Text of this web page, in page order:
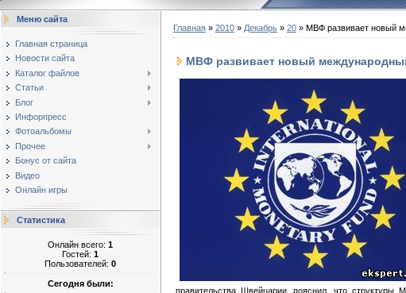
Меню сайта
Главная страница
Новости сайта
Каталог файлов
Статьи
Блог
Инфорпресс
Фотоальбомы
Прочее
Бонус от сайта
Видео
Онлайн игры
Статистика
Онлайн всего: 1
Гостей: 1
Пользователей: 0
Сегодня были:
Главная » 2010 » Декабрь » 20 » МВФ развивает новый
МВФ развивает новый
правительства Швейцарии, пояснил, что